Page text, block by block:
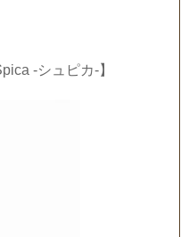
-シュピカ-】